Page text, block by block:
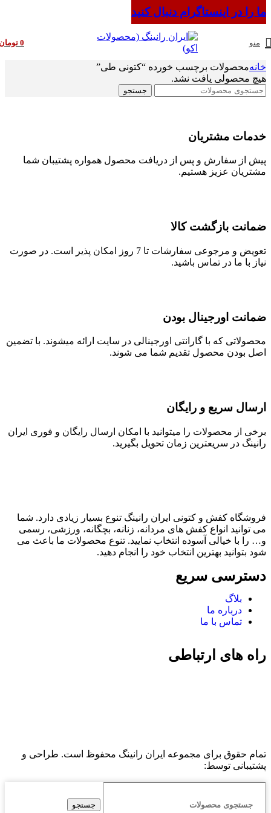
منو 0
خانهمحصولات برچسب خورده “کتونی طی”
هیچ محصولی یافت نشد.
جستجو
خدمات مشتریان
پیش از سفارش و پس از دریافت محصول همواره پشتیبان شما
مشتریان عزیز هستیم.
ضمانت بازگشت کالا
تعویض و مرجوعی سفارشات تا 7 روز امکان پذیر است. در صورت
نیاز با ما در تماس باشید.
ضمانت اورجینال بودن
محصولاتی که با گارانتی اورجینالی در سایت ارائه میشوند. با تضمین
اصل بودن محصول تقدیم شما می شوند.
ارسال سریع و رایگان
برخی از محصولات را میتوانید با امکان ارسال رایگان و فوری ایران
رانینگ در سریعترین زمان تحویل بگیرید.
فروشگاه کفش و کتونی ایران رانینگ تنوع بسیار زیادی دارد. شما
می توانید انواع کفش های مردانه، زنانه، بچگانه، ورزشی، رسمی
و… را با خیالی آسوده انتخاب نمایید. تنوع محصولات ما باعث می
شود بتوانید بهترین انتخاب خود را انجام دهید.
دسترسی سریع
بلاگ
درباره ما
تماس با ما
راه های ارتباطی
تمام حقوق برای مجموعه ایران رانینگ محفوظ است. طراحی و
پشتیبانی توسط:
جستجو
ما را در اینستاگرام دنبال کنید